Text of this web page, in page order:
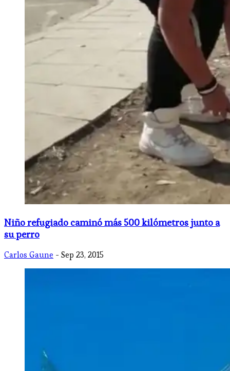
Niño refugiado caminó más 500 kilómetros junto a
su perro
Carlos Gaune - Sep 23, 2015